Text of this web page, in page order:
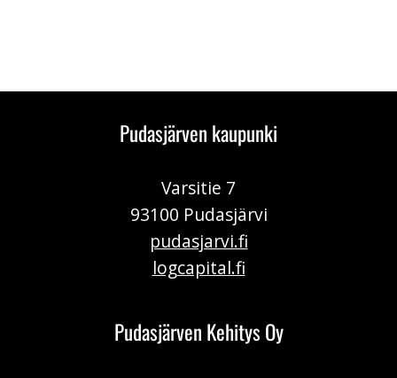
Pudasjärven kaupunki
Varsitie 7
93100 Pudasjärvi
pudasjarvi.fi
logcapital.fi
Pudasjärven Kehitys Oy